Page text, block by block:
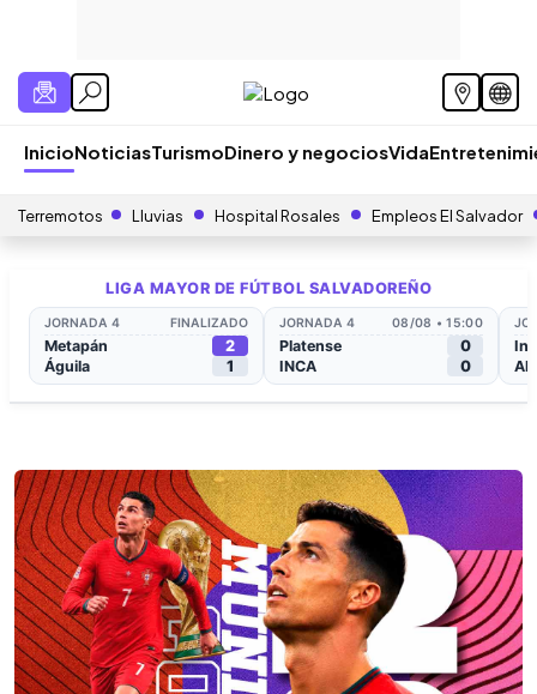
InicioNoticiasTurismoDinero y negociosVida
Terremotos Lluvias Hospital Rosales Empleos El Salvador